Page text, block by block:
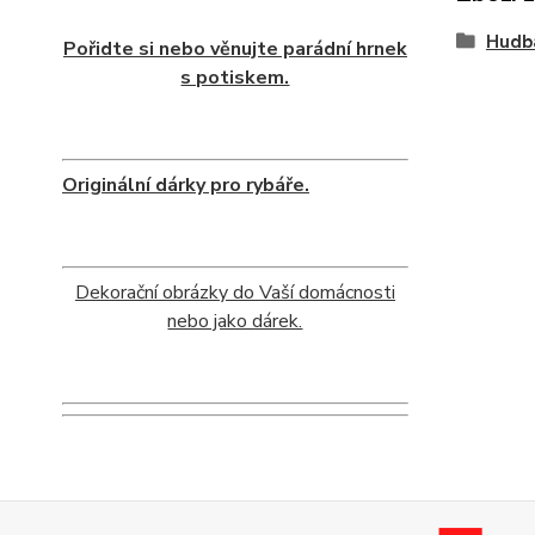
Pořidte si nebo věnujte parádní hrnek
s potiskem.
Originální dárky pro rybáře.
Dekorační obrázky do Vaší domácnosti
nebo jako dárek.